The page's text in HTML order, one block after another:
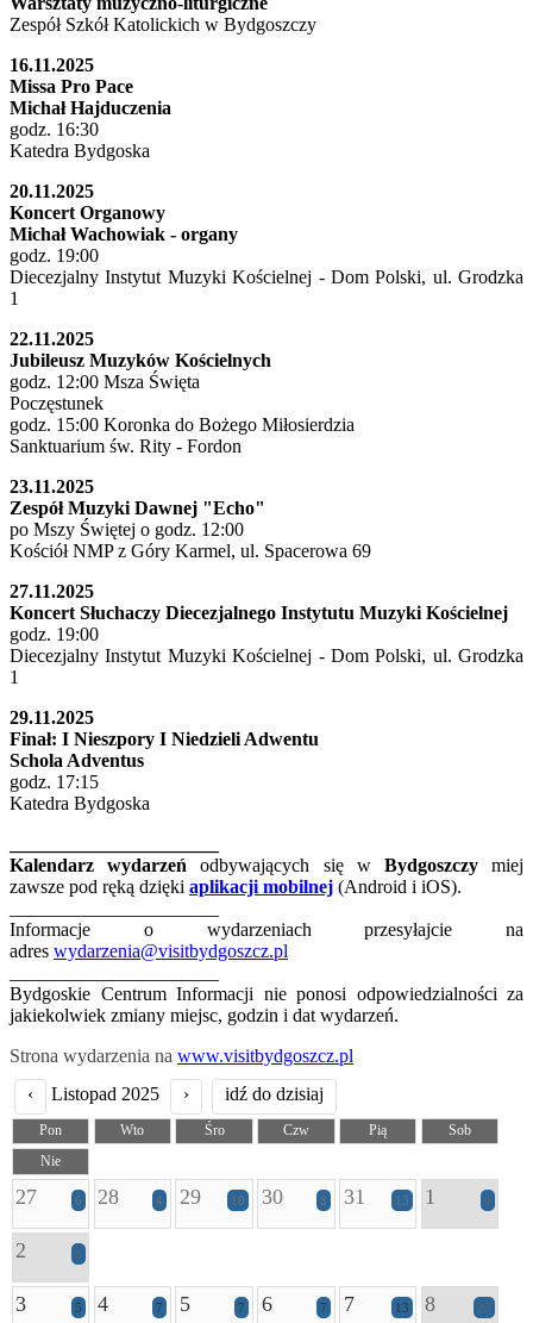
Zespół Szkół Katolickich w Bydgoszczy
16.11.2025
Missa Pro Pace
Michał Hajduczenia
godz. 16:30
Katedra Bydgoska
20.11.2025
Koncert Organowy
Michał Wachowiak - organy
godz. 19:00
Diecezjalny Instytut Muzyki Kościelnej - Dom Polski, ul. Grodzka
1
22.11.2025
Jubileusz Muzyków Kościelnych
godz. 12:00 Msza Święta
Poczęstunek
godz. 15:00 Koronka do Bożego Miłosierdzia
Sanktuarium św. Rity - Fordon
23.11.2025
Zespół Muzyki Dawnej "Echo"
po Mszy Świętej o godz. 12:00
Kościół NMP z Góry Karmel, ul. Spacerowa 69
27.11.2025
Koncert Słuchaczy Diecezjalnego Instytutu Muzyki Kościelnej
godz. 19:00
Diecezjalny Instytut Muzyki Kościelnej - Dom Polski, ul. Grodzka
1
29.11.2025
Finał: I Nieszpory I Niedzieli Adwentu
Schola Adventus
godz. 17:15
Katedra Bydgoska
Kalendarz wydarzeń odbywających się w Bydgoszczymiej
zawsze pod ręką dzięki aplikacji mobilnej (Android i iOS).
Informacje o wydarzeniach przesyłajcie na
adres wydarzenia@visitbydgoszcz.pl
Bydgoskie Centrum Informacji nie ponosi odpowiedzialności za
jakiekolwiek zmiany miejsc, godzin i dat wydarzeń.
Strona wydarzenia na www.visitbydgoszcz.pl
‹
Listopad 2025 › idź do dzisiaj
Pon Wto Śro Czw Pią
Sob
Nie
27 6 28 4 29 10 30 8 31 13 1 4
2 6
3 5 4 7 5 7 6 7 7 13 8 25